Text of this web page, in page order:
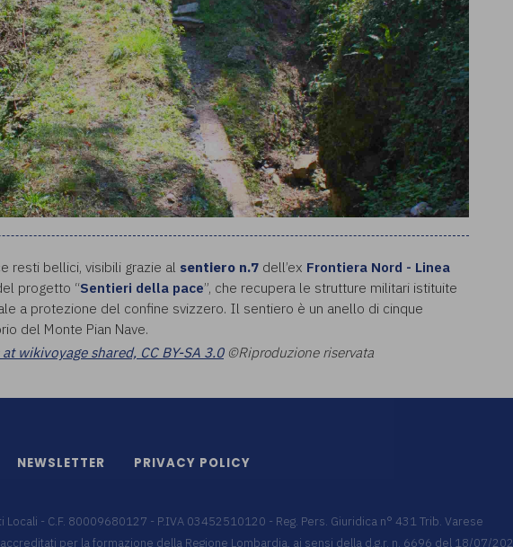
resti bellici, visibili grazie al sentiero n.7 dell’ex Frontiera Nord - Linea
progetto “Sentieri della pace”, che recupera le strutture militari istituite
a protezione del confine svizzero. Il sentiero è un anello di cinque
del Monte Pian Nave.
wikivoyage shared, CC BY-SA 3.0 ©Riproduzione riservata
NEWSLETTER PRIVACY POLICY
Locali - C.F. 80009680127 - P.IVA 03452510120 - Reg. Pers. Giuridica n° 431 Trib. Varese
per la formazione della Regione Lombardia, ai sensi della d.g.r. n. 6696 del 18/07/